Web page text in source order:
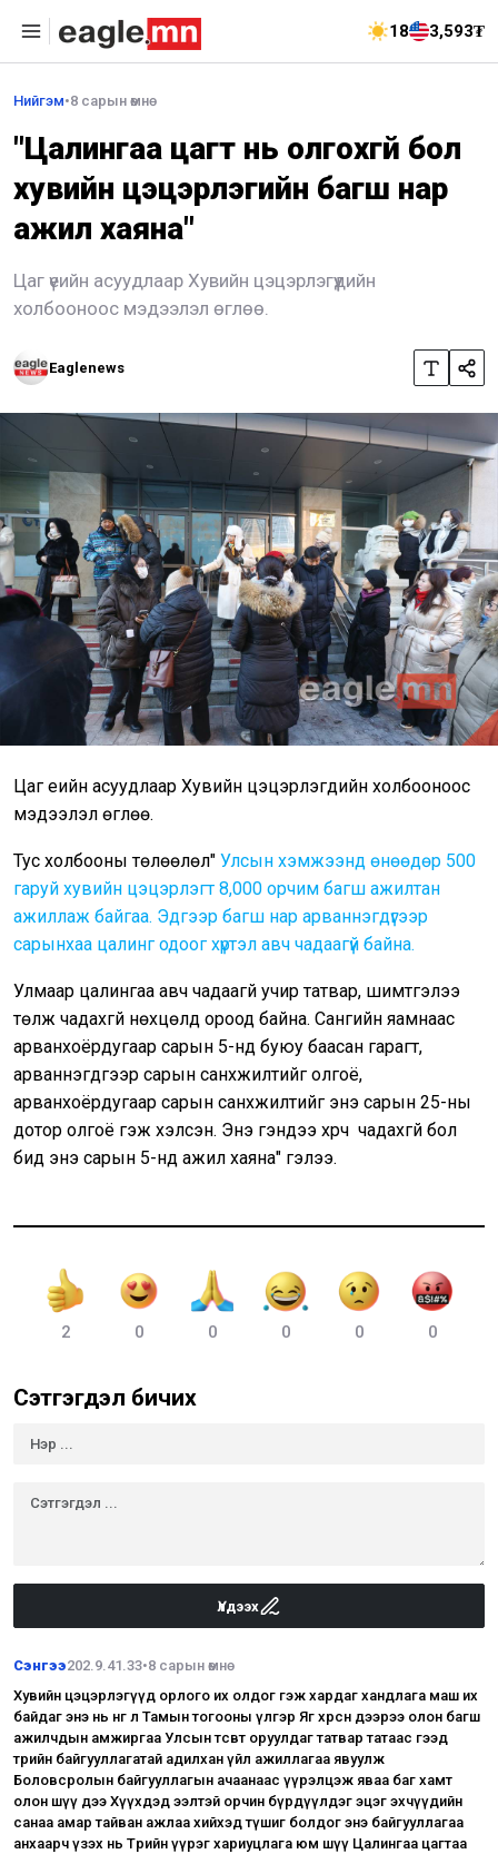
18 3,593₮
Нийгэм•8 сарын өмнө
"Цалингаа цагт нь олгохгүй бол
хувийн цэцэрлэгийн багш нар
ажил хаяна"
Цаг үеийн асуудлаар Хувийн цэцэрлэгүүдийн
холбооноос мэдээлэл өглөө.
Eaglenews
Цаг үеийн асуудлаар Хувийн цэцэрлэгүүдийн холбооноос
мэдээлэл өглөө.
Тус холбооны төлөөлөл" Улсын хэмжээнд өнөөдөр 500
гаруй хувийн цэцэрлэгт 8,000 орчим багш ажилтан
ажиллаж байгаа. Эдгээр багш нар арваннэгдүгээр
сарынхаа цалинг одоог хүртэл авч чадаагүй байна.
Улмаар цалингаа авч чадаагүй учир татвар, шимтгэлээ
төлж чадахгүй нөхцөлд ороод байна. Сангийн яамнаас
арванхоёрдугаар сарын 5-нд буюу баасан гарагт,
арваннэгдүгээр сарын санхүүжилтийг олгоё,
арванхоёрдугаар сарын санхүүжилтийг энэ сарын 25-ны
дотор олгоё гэж хэлсэн. Энэ үгэндээ хүрч чадахгүй бол
бид энэ сарын 5-нд ажил хаяна" гэлээ.
2 0 0 0 0 0
Сэтгэгдэл бичих
Үлдээх
Сэнгээ202.9.41.33•8 сарын өмнө
Хувийн цэцэрлэгүүд орлого их олдог гэж хардаг хандлага маш их
байдаг энэ нь нөгөө л Тамын тогооны үлгэр Яг хөрсөн дээрээ олон багш
ажилчдын амжиргаа Улсын төсөвт оруулдаг татвар татаас гээд
төрийн байгууллагатай адилхан үйл ажиллагаа явуулж
Боловсролын байгууллагын ачаанаас үүрэлцэж яваа баг хамт
олон шүү дээ Хүүхдэд ээлтэй орчин бүрдүүлдэг эцэг эхчүүдийн
санаа амар тайван ажлаа хийхэд түшиг болдог энэ байгууллагаа
анхаарч үзэх нь Төрийн үүрэг хариуцлага юм шүү Цалингаа цагтаа